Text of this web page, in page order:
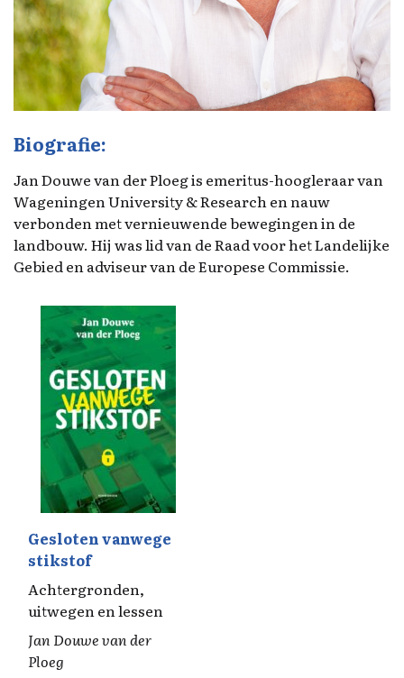
Biografie:
Jan Douwe van der Ploeg is emeritus-hoogleraar van
Wageningen University & Research en nauw
verbonden met vernieuwende bewegingen in de
landbouw. Hij was lid van de Raad voor het Landelijke
Gebied en adviseur van de Europese Commissie.
Gesloten vanwege
stikstof
Achtergronden,
uitwegen en lessen
Jan Douwe van der
Ploeg